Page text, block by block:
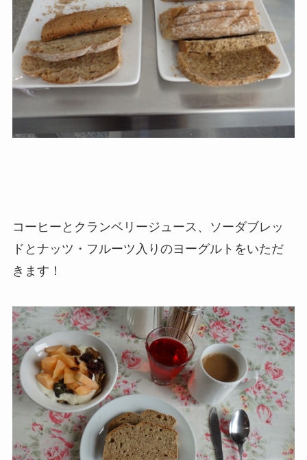
コーヒーとクランベリージュース、ソーダブレッ
ドとナッツ・フルーツ入りのヨーグルトをいただ
きます！